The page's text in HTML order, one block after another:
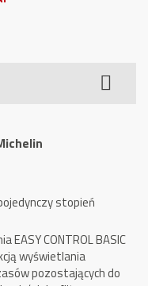
stopień
CONTROL BASIC
wyświetlania
pozostających do